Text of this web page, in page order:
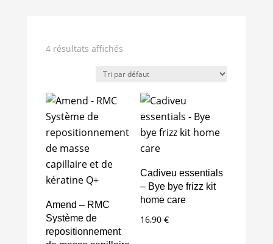
4 résultats affichés
Amend – RMC
Système de
repositionnement
Cadiveu essentials
– Bye bye frizz kit
home care
16,90 €